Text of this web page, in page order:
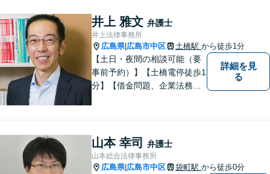
様がどうしたいのかを伺い本
質的な解決に導きます。誠心
誠意で地元呉市に貢献しま
す。
井上 雅文 弁護士
井上法律事務所
広島県| 広島市中区 土橋駅 から徒歩1分
【土日・夜間の相談可能（要
事前予約）】【土橋電停徒歩1
分】【借金問題、企業法務、
件を多く取り扱っておりま
す。お気軽に問い合わせくだ
さい。
詳細を見
る
山本 幸司 弁護士
山本総合法律事務所
広島県| 広島市中区 袋町駅 から徒歩0分